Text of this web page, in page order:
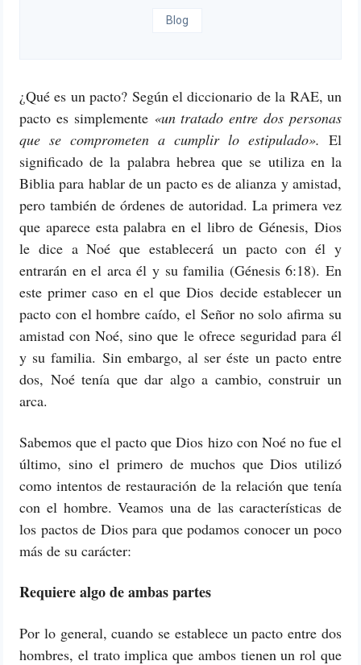
Blog
¿Qué es un pacto? Según el diccionario de la RAE, un
pacto es simplemente «un tratado entre dos personas
que se comprometen a cumplir lo estipulado». El
significado de la palabra hebrea que se utiliza en la
Biblia para hablar de un pacto es de alianza y amistad,
pero también de órdenes de autoridad. La primera vez
que aparece esta palabra en el libro de Génesis, Dios
le dice a Noé que establecerá un pacto con él y
entrarán en el arca él y su familia (Génesis 6:18). En
este primer caso en el que Dios decide establecer un
pacto con el hombre caído, el Señor no solo afirma su
amistad con Noé, sino que le ofrece seguridad para él
y su familia. Sin embargo, al ser éste un pacto entre
dos, Noé tenía que dar algo a cambio, construir un
arca.
Sabemos que el pacto que Dios hizo con Noé no fue el
último, sino el primero de muchos que Dios utilizó
como intentos de restauración de la relación que tenía
con el hombre. Veamos una de las características de
los pactos de Dios para que podamos conocer un poco
más de su carácter:
Requiere algo de ambas partes
Por lo general, cuando se establece un pacto entre dos
hombres, el trato implica que ambos tienen un rol que